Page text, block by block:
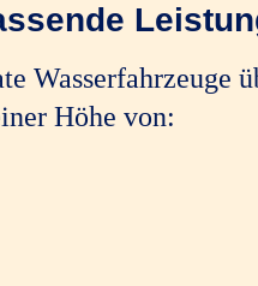
Wasserfahrzeuge
Höhe von: